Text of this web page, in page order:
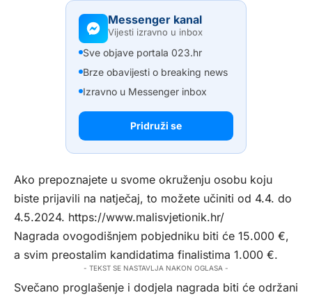
Messenger kanal
Vijesti izravno u inbox
Sve objave portala 023.hr
Brze obavijesti o breaking news
Izravno u Messenger inbox
Pridruži se
Ako prepoznajete u svome okruženju osobu koju
biste prijavili na natječaj, to možete učiniti od 4.4. do
4.5.2024. https://www.malisvjetionik.hr/
Nagrada ovogodišnjem pobjedniku biti će 15.000 €,
a svim preostalim kandidatima finalistima 1.000 €.
- TEKST SE NASTAVLJA NAKON OGLASA -
Svečano proglašenje i dodjela nagrada biti će održani